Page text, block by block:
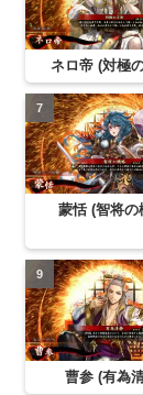
ネロ帝 (対極
蒙恬 (智将の
曹参 (有為